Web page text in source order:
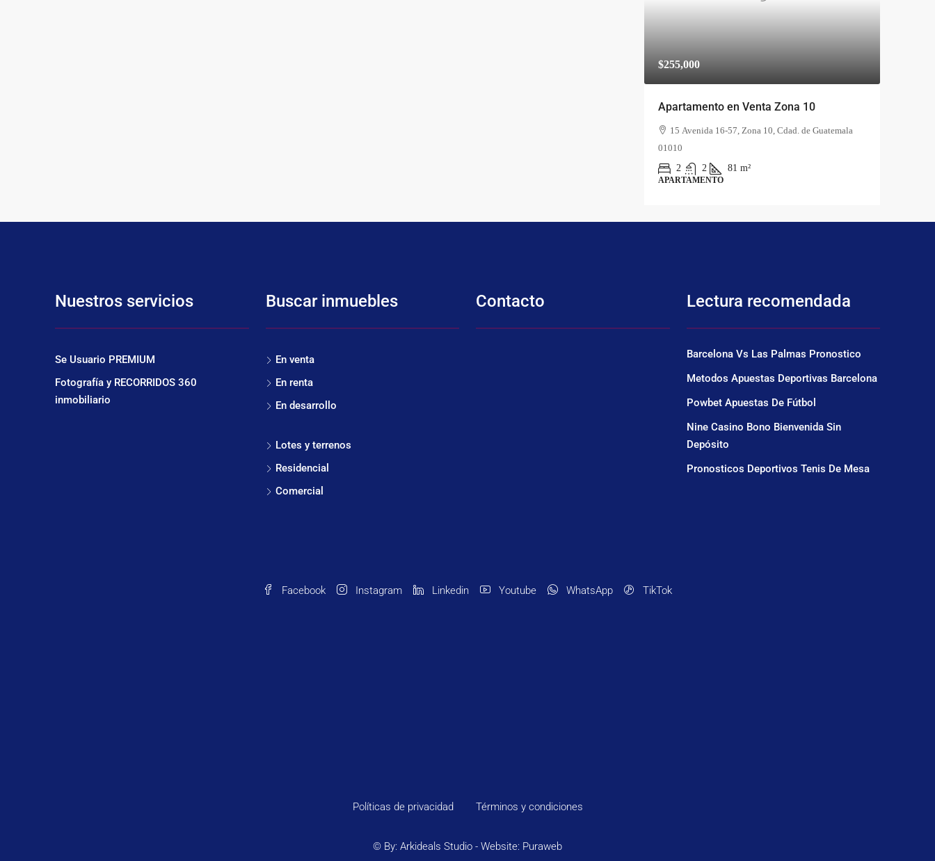
$255,000
Apartamento en Venta Zona 10
15 Avenida 16-57, Zona 10, Cdad. de Guatemala
01010
2
2 81 m²
APARTAMENTO
Nuestros servicios
Se Usuario PREMIUM
Fotografía y RECORRIDOS 360
inmobiliario
Buscar inmuebles
En venta
En renta
En desarrollo
Lotes y terrenos
Residencial
Comercial
Contacto Lectura recomendada
Barcelona Vs Las Palmas Pronostico
Metodos Apuestas Deportivas Barcelona
Powbet Apuestas De Fútbol
Nine Casino Bono Bienvenida Sin
Depósito
Pronosticos Deportivos Tenis De Mesa
Facebook Instagram Linkedin Youtube WhatsApp TikTok
Políticas de privacidad Términos y condiciones
© By: Arkideals Studio - Website: Puraweb